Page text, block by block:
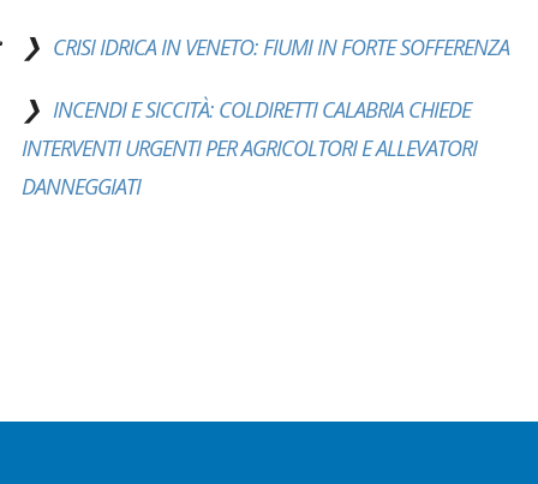
CRISI IDRICA IN VENETO: FIUMI IN FORTE SOFFERENZA
INCENDI E SICCITÀ: COLDIRETTI CALABRIA CHIEDE
INTERVENTI URGENTI PER AGRICOLTORI E ALLEVATORI
DANNEGGIATI